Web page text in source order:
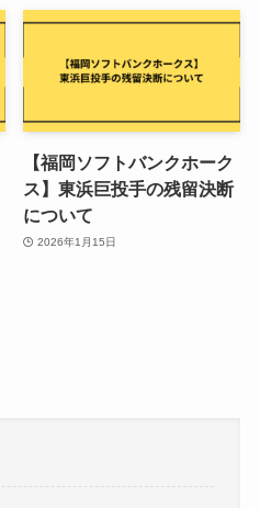
【福岡ソフトバンクホーク
ス】東浜巨投手の残留決断
について
2026年1月15日